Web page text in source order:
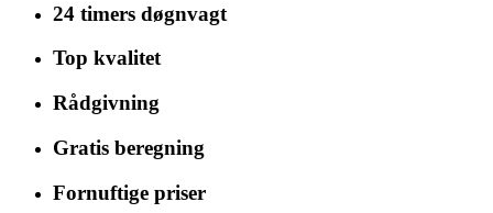
24 timers døgnvagt
Top kvalitet
Rådgivning
Gratis beregning
Fornuftige priser